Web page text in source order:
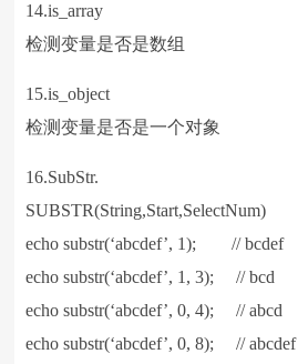
14.is_array
检测变量是否是数组
15.is_object
检测变量是否是一个对象
16.SubStr.
SUBSTR(String,Start,SelectNum)
echo substr(‘abcdef’, 1); // bcdef
echo substr(‘abcdef’, 1, 3); // bcd
echo substr(‘abcdef’, 0, 4); // abcd
echo substr(‘abcdef’, 0, 8); // abcdef